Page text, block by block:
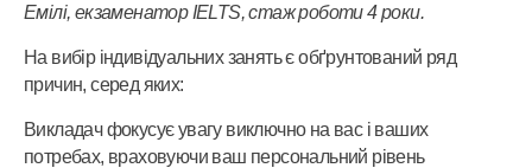
Емілі, екзаменатор IELTS, стаж роботи 4 роки.
На вибір індивідуальних занять є обґрунтований ряд
причин, серед яких:
Викладач фокусує увагу виключно на вас і ваших
потребах, враховуючи ваш персональний рівень